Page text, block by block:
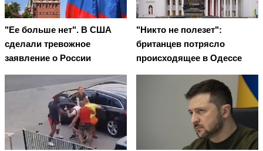
"Ее больше нет". В США
сделали тревожное
заявление о России
"Никто не полезет":
британцев потрясло
происходящее в Одессе